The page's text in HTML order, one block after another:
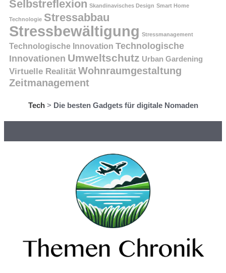
Selbstreflexion Skandinavisches Design Smart Home
Technologie Stressabbau
Stressbewältigung Stressmanagement
Technologische Innovation Technologische
Innovationen Umweltschutz Urban Gardening
Virtuelle Realität Wohnraumgestaltung
Zeitmanagement
Tech> Die besten Gadgets für digitale Nomaden